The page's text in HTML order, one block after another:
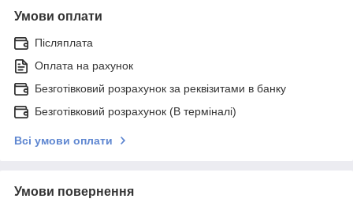
Умови оплати
Післяплата
Оплата на рахунок
Безготівковий розрахунок за реквізитами в банку
Безготівковий розрахунок (В терміналі)
Всі умови оплати
Умови повернення